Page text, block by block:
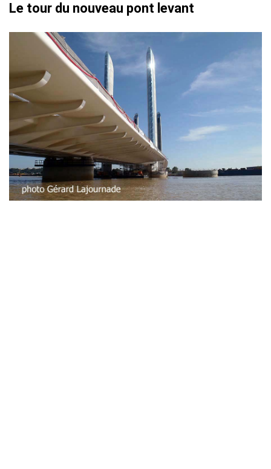
Le tour du nouveau pont levant